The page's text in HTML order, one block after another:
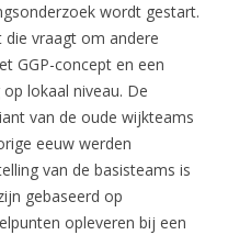
wordt gestart.
vraagt om andere
GGP-concept en een
lokaal niveau. De
van de oude wijkteams
eeuw werden
van de basisteams is
gebaseerd op
opleveren bij een